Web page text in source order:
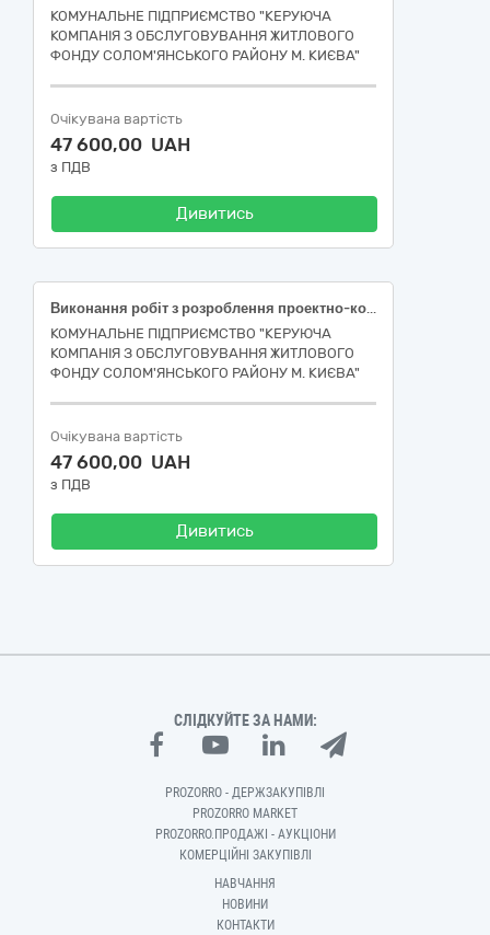
КОМУНАЛЬНЕ ПІДПРИЄМСТВО "КЕРУЮЧА
КОМПАНІЯ З ОБСЛУГОВУВАННЯ ЖИТЛОВОГО
ФОНДУ СОЛОМ'ЯНСЬКОГО РАЙОНУ М. КИЄВА"
Очікувана вартість
47 600,00 UAH
з ПДВ
Дивитись
Виконання робіт з розроблення проектно-кошторисної документації по об’єкту: КАПІТАЛЬНИЙ РЕМОНТ ЕЛЕКТРИЧНИХ МЕРЕЖ/ЕЛЕКТРОЩИТОВИХ У ЖИТЛОВОМУ БУДИНКУ ЗА АДРЕСОЮ ПРОСП. ВІДРАДНИЙ, 18-А у Солом’янському районі м. Києва- [Настанова з визначення вартості проектних, науково-проектних, вишукувальних робіт та експертизи проектної документації на будівництві (за кодом CPV за ДК 021:2015 – 45230000-8 Будівництво трубопроводів, ліній зв’язку та електропередач, шосе, доріг, аеродромів і залізничних доріг; вирівнювання поверхонь, ІА01-9 Проектування та будівництво)] (стадія «Робочий проект»)
КОМУНАЛЬНЕ ПІДПРИЄМСТВО "КЕРУЮЧА
КОМПАНІЯ З ОБСЛУГОВУВАННЯ ЖИТЛОВОГО
ФОНДУ СОЛОМ'ЯНСЬКОГО РАЙОНУ М. КИЄВА"
Очікувана вартість
47 600,00 UAH
з ПДВ
Дивитись
СЛІДКУЙТЕ ЗА НАМИ:
PROZORRO - ДЕРЖЗАКУПІВЛІ
PROZORRO MARKET
PROZORRO.ПРОДАЖІ - АУКЦІОНИ
КОМЕРЦІЙНІ ЗАКУПІВЛІ
НАВЧАННЯ
НОВИНИ
КОНТАКТИ